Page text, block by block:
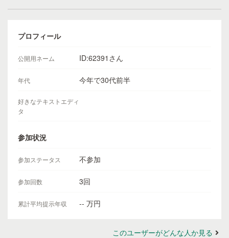
プロフィール
公開用ネーム ID:62391さん
年代 今年で30代前半
好きなテキストエディ
タ
参加状況
参加ステータス 不参加
参加回数 3回
累計平均提示年収 -- 万円
このユーザーがどんな人か見る